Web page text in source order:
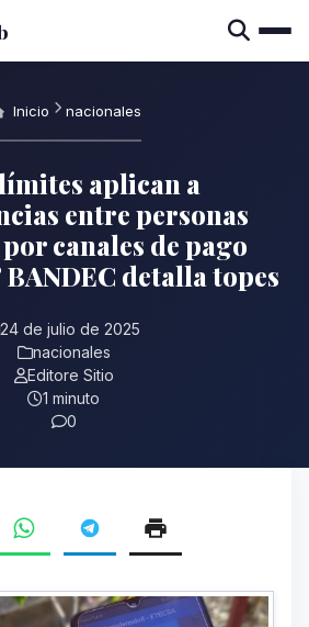
Inicio nacionales
aplican a
entre personas
canales de pago
detalla topes
24 de julio de 2025
nacionales
Editore Sitio
1 minuto
0